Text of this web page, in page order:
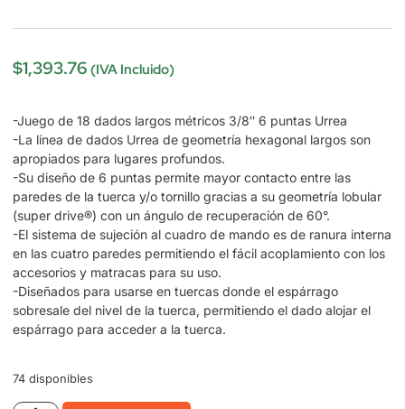
$1,393.76 (IVA Incluido)
-Juego de 18 dados largos métricos 3/8″ 6 puntas Urrea
-La línea de dados Urrea de geometría hexagonal largos son
apropiados para lugares profundos.
-Su diseño de 6 puntas permite mayor contacto entre las
paredes de la tuerca y/o tornillo gracias a su geometría lobular
(super drive®) con un ángulo de recuperación de 60°.
-El sistema de sujeción al cuadro de mando es de ranura interna
en las cuatro paredes permitiendo el fácil acoplamiento con los
accesorios y matracas para su uso.
-Diseñados para usarse en tuercas donde el espárrago
sobresale del nivel de la tuerca, permitiendo el dado alojar el
espárrago para acceder a la tuerca.
74 disponibles